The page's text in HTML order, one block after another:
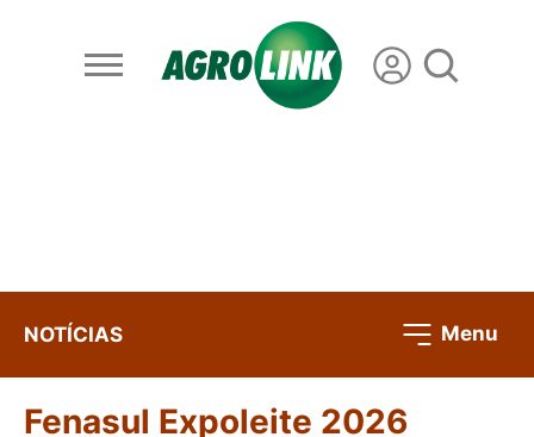
NOTÍCIAS Menu
Fenasul Expoleite 2026